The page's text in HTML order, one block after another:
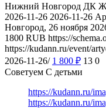
Нижний Новгород ДК
2026-11-26 2026-11-26
Новгород, 26 ноября
1800 RUB https://
https://kudann.ru/event/
2026-11-26/ 1 800 ₽ 13 0
Советуем С детьми
https://kudann.ru/
https://kudann.ru/